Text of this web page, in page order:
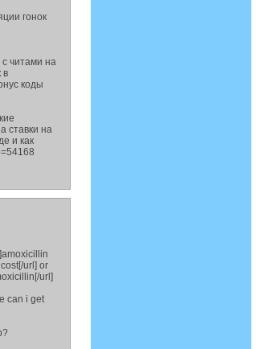
гонок
читами на
в
коды
ставки на
и как
url] or
url]
can i get